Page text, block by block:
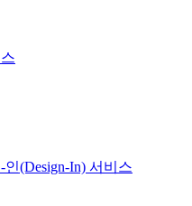
(Design-In) 서비스